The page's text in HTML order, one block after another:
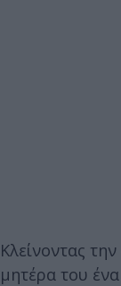
Κλείνοντας
μητέρα του